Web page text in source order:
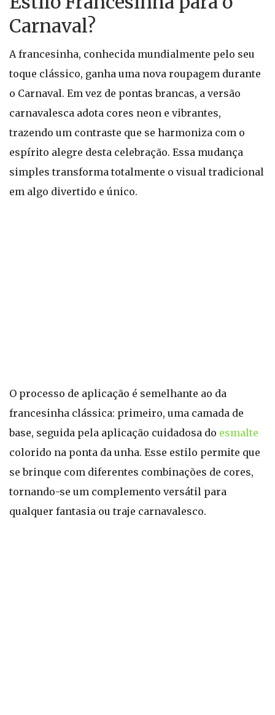
Carnaval?
A francesinha, conhecida mundialmente pelo seu
toque clássico, ganha uma nova roupagem durante
o Carnaval. Em vez de pontas brancas, a versão
carnavalesca adota cores neon e vibrantes,
trazendo um contraste que se harmoniza com o
espírito alegre desta celebração. Essa mudança
simples transforma totalmente o visual tradicional
em algo divertido e único.
O processo de aplicação é semelhante ao da
francesinha clássica: primeiro, uma camada de
base, seguida pela aplicação cuidadosa do esmalte
colorido na ponta da unha. Esse estilo permite que
se brinque com diferentes combinações de cores,
tornando-se um complemento versátil para
qualquer fantasia ou traje carnavalesco.